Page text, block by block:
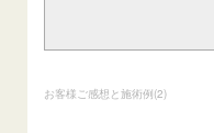
お客様ご感想と施術例(2)